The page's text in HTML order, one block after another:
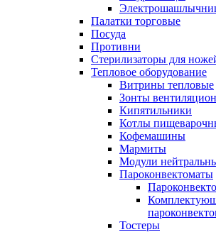
Палатки торговые
Посуда
Противни
Стерилизаторы для
Тепловое оборудование
Витрины тепловые
Зонты
Кипятильники
Котлы
Кофемашины
Мармиты
Модули
Пароконвектоматы
Тостеры